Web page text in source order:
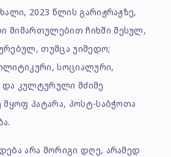
2023 წლის გარიჟრაჟზე,
მიმართულებით ჩიხში შესულ,
თუმცა უიმედო;
სოციალური,
კულტურული მძიმე
მყოფ პატარა, პოსტ-საბჭოთა
არა მორიგი დღე, არამედ